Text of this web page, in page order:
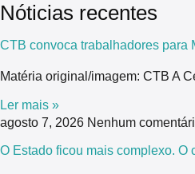
Nóticias recentes
CTB convoca trabalhadores para
Matéria original/imagem: CTB A
Ler mais »
agosto 7, 2026 Nenhum
O Estado ficou mais complexo. O